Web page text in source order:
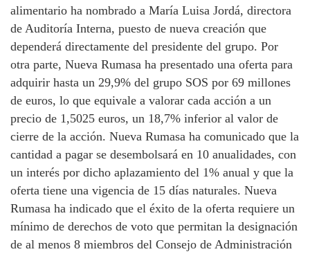
alimentario ha nombrado a María Luisa Jordá, directora
de Auditoría Interna, puesto de nueva creación que
dependerá directamente del presidente del grupo. Por
otra parte, Nueva Rumasa ha presentado una oferta para
adquirir hasta un 29,9% del grupo SOS por 69 millones
de euros, lo que equivale a valorar cada acción a un
precio de 1,5025 euros, un 18,7% inferior al valor de
cierre de la acción. Nueva Rumasa ha comunicado que la
cantidad a pagar se desembolsará en 10 anualidades, con
un interés por dicho aplazamiento del 1% anual y que la
oferta tiene una vigencia de 15 días naturales. Nueva
Rumasa ha indicado que el éxito de la oferta requiere un
mínimo de derechos de voto que permitan la designación
de al menos 8 miembros del Consejo de Administración